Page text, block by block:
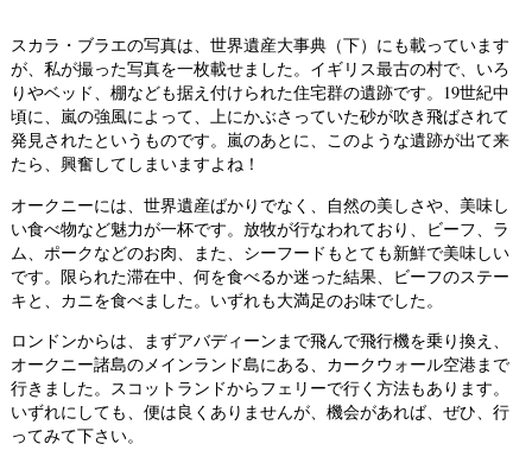
スカラ・ブラエの写真は、世界遺産大事典（下）にも載っています
が、私が撮った写真を一枚載せました。イギリス最古の村で、いろ
りやベッド、棚なども据え付けられた住宅群の遺跡です。19世紀中
頃に、嵐の強風によって、上にかぶさっていた砂が吹き飛ばされて
発見されたというものです。嵐のあとに、このような遺跡が出て来
たら、興奮してしまいますよね！
オークニーには、世界遺産ばかりでなく、自然の美しさや、美味し
い食べ物など魅力が一杯です。放牧が行なわれており、ビーフ、ラ
ム、ポークなどのお肉、また、シーフードもとても新鮮で美味しい
です。限られた滞在中、何を食べるか迷った結果、ビーフのステー
キと、カニを食べました。いずれも大満足のお味でした。
ロンドンからは、まずアバディーンまで飛んで飛行機を乗り換え、
オークニー諸島のメインランド島にある、カークウォール空港まで
行きました。スコットランドからフェリーで行く方法もあります。
いずれにしても、便は良くありませんが、機会があれば、ぜひ、行
ってみて下さい。